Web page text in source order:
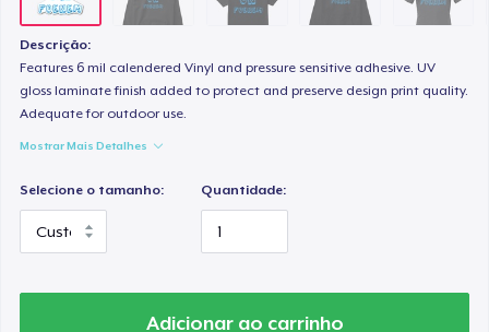
Descrição:
Features 6 mil calendered Vinyl and pressure sensitive adhesive. UV
gloss laminate finish added to protect and preserve design print quality.
Adequate for outdoor use.
Mostrar Mais Detalhes
Selecione o tamanho: Quantidade:
Adicionar ao carrinho
Women's Classic Tee
Comfort Colors 1717 | Classic Heavyweight T-Shirt
US$ 24,99
US$ 30,99